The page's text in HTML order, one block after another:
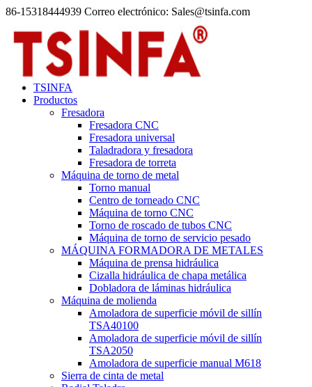
86-15318444939 Correo electrónico: Sales@tsinfa.com
TSINFA
Productos
Fresadora
Fresadora CNC
Fresadora universal
Taladradora y fresadora
Fresadora de torreta
Máquina de torno de metal
Torno manual
Centro de torneado CNC
Máquina de torno CNC
Torno de roscado de tubos CNC
Máquina de torno de servicio pesado
MÁQUINA FORMADORA DE METALES
Máquina de prensa hidráulica
Cizalla hidráulica de chapa metálica
Dobladora de láminas hidráulica
Máquina de molienda
Amoladora de superficie móvil de sillín
TSA40100
Amoladora de superficie móvil de sillín
TSA2050
Amoladora de superficie manual M618
Sierra de cinta de metal